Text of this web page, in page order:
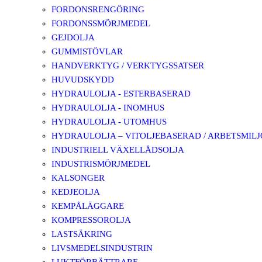
FORDONSRENGÖRING
FORDONSSMÖRJMEDEL
GEJDOLJA
GUMMISTÖVLAR
HANDVERKTYG / VERKTYGSSATSER
HUVUDSKYDD
HYDRAULOLJA - ESTERBASERAD
HYDRAULOLJA - INOMHUS
HYDRAULOLJA - UTOMHUS
HYDRAULOLJA – VITOLJEBASERAD /
INDUSTRIELL VÄXELLÅDSOLJA
INDUSTRISMÖRJMEDEL
KALSONGER
KEDJEOLJA
KEMPÅLÄGGARE
KOMPRESSOROLJA
LASTSÄKRING
LIVSMEDELSINDUSTRIN